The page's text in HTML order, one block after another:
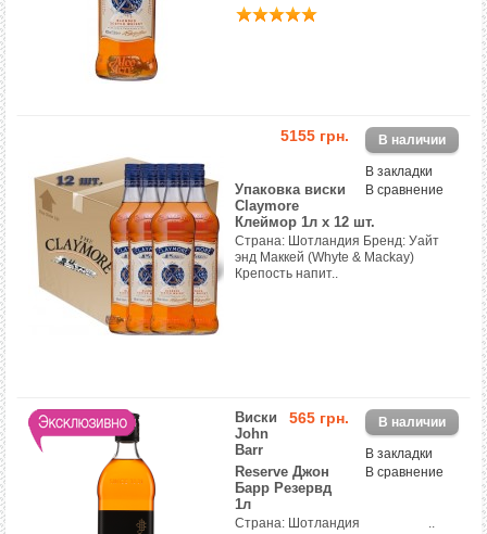
В закладки
В сравнение
5155 грн.
Упаковка виски
Claymore
Клеймор 1л х 12 шт.
Страна: Шотландия Бренд: Уайт
энд Маккей (Whyte & Mackay)
Крепость напит..
В закладки
В сравнение
565 грн.
Виски
John
Barr
Reserve Джон
Барр Резервд
1л
Страна: Шотландия ..